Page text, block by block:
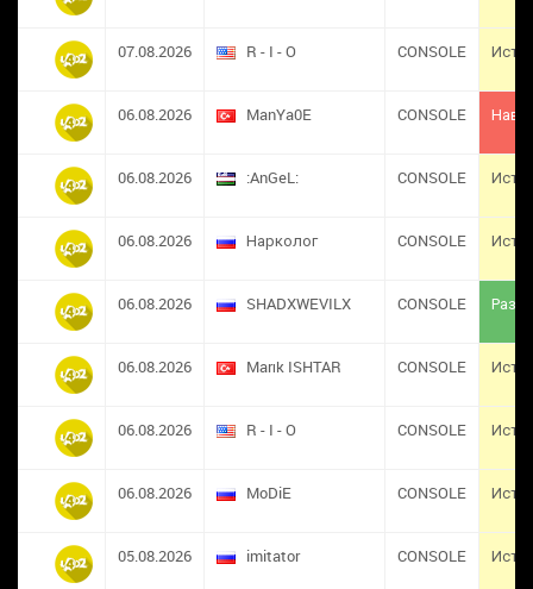
07.08.2026 R - I - O CONSOLE Истек
06.08.2026 ManYa0E CONSOLE
06.08.2026 :AnGeL: CONSOLE Истек
06.08.2026 Нарколог CONSOLE Истек
06.08.2026 SHADXWEVILX CONSOLE
06.08.2026 Marık ISHTAR CONSOLE Истек
06.08.2026 R - I - O CONSOLE Истек
06.08.2026 MoDiE CONSOLE Истек
05.08.2026 imitator CONSOLE Истек